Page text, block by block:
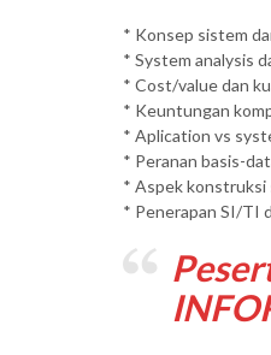
* Konsep sistem
* System analysis
* Cost/value dan
* Keuntungan
* Aplication vs
* Peranan basis-
* Aspek
* Penerapan SI/TI